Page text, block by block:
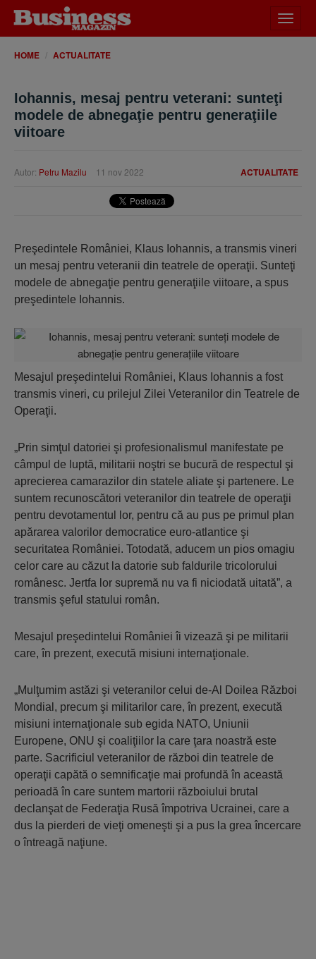
meniu
HOME ACTUALITATE
Iohannis, mesaj pentru veterani: sunteţi
modele de abnegaţie pentru generaţiile
viitoare
ACTUALITATE
Autor: Petru Mazilu 11 nov 2022
Preşedintele României, Klaus Iohannis, a transmis vineri
un mesaj pentru veteranii din teatrele de operaţii. Sunteţi
modele de abnegaţie pentru generaţiile viitoare, a spus
preşedintele Iohannis.
Mesajul preşedintelui României, Klaus Iohannis a fost
transmis vineri, cu prilejul Zilei Veteranilor din Teatrele de
Operaţii.
„Prin simţul datoriei şi profesionalismul manifestate pe
câmpul de luptă, militarii noştri se bucură de respectul şi
aprecierea camarazilor din statele aliate şi partenere. Le
suntem recunoscători veteranilor din teatrele de operaţii
pentru devotamentul lor, pentru că au pus pe primul plan
apărarea valorilor democratice euro-atlantice şi
securitatea României. Totodată, aducem un pios omagiu
celor care au căzut la datorie sub faldurile tricolorului
românesc. Jertfa lor supremă nu va fi niciodată uitată”, a
transmis şeful statului român.
Mesajul preşedintelui României îi vizează şi pe militarii
care, în prezent, execută misiuni internaţionale.
„Mulţumim astăzi şi veteranilor celui de-Al Doilea Război
Mondial, precum şi militarilor care, în prezent, execută
misiuni internaţionale sub egida NATO, Uniunii
Europene, ONU şi coaliţiilor la care ţara noastră este
parte. Sacrificiul veteranilor de război din teatrele de
operaţii capătă o semnificaţie mai profundă în această
perioadă în care suntem martorii războiului brutal
declanşat de Federaţia Rusă împotriva Ucrainei, care a
dus la pierderi de vieţi omeneşti şi a pus la grea încercare
o întreagă naţiune.